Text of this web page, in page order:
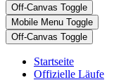
Off-Canvas Toggle
Mobile Menu Toggle
Off-Canvas Toggle
Startseite
Offizielle Läufe